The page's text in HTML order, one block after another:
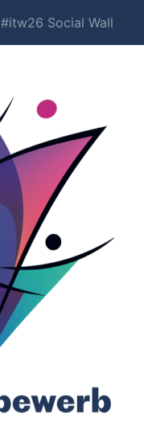
#itw26 Social Wall